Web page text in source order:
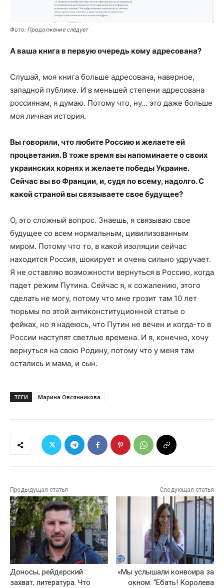
Фото: Продолжение следует
А ваша книга в первую очередь кому адресована?
Слушай, моя книга больше адресована, наверное,
западной публике. И в меньшей степени адресована
россиянам, я думаю. Потому что, ну… это даже больше
моя личная история.
Вы говорили, что любите Россию и желаете ей
процветания. В тоже время вы напоминаете о своих
украинских корнях и желаете победы Украине.
Сейчас вы во Франции, и, судя по всему, надолго. С
какой страной вы связываете свое будущее?
О, это сложный вопрос. Знаешь, я связываю свое
будущее со всем нормальным, цивилизованным
миром. Потому что то, в какой изоляции сейчас
находится Россия, шокирует и очень сильно удручает.
Я не оставляю возможности вернуться в Россию, когда
падет режим Путина. Сейчас я, к сожалению, этого
сделать не могу, потому что мне грозит там 10 лет
тюрьмы по этой антиконституционной статье о
фейках, но я надеюсь, что Путин не вечен и когда-то в
России наступят светлые времена. И я, конечно, хочу
вернуться на свою Родину, потому что у меня там
остались и мама, и сын.
ТЕГИ Марина Овсянникова
Предыдущая статья
Доносы, рейдерский
захват, литература. Что
Следующая статья
«Мы услышали конвоира за
окном: “Ебать! Королева